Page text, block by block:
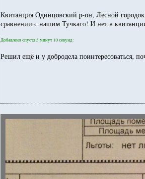
Квитанция Одинцовский р-он, Лесной городок
сравнении с нашим Тучкаго! И нет в
Добавлено спустя 5 минут 10 секунд:
Решил ещё и у добродела поинтересоваться,